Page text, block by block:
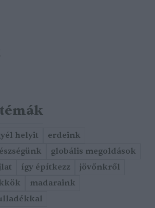
helyit
erdeink
globális megoldások
így építkezz
jövőnkről
madaraink